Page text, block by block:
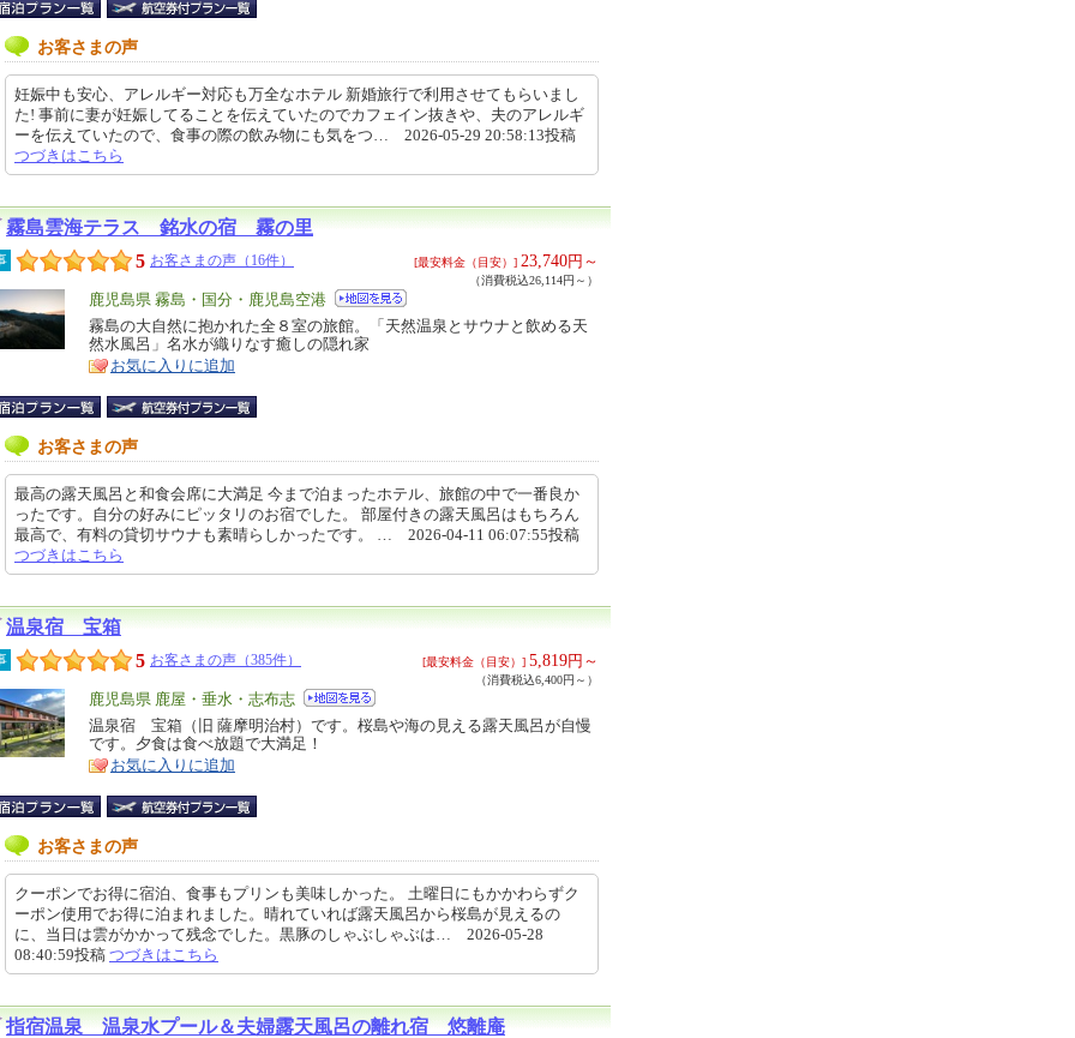
お客さまの声
妊娠中も安心、アレルギー対応も万全なホテル 新婚旅行で利用させてもらいまし
た! 事前に妻が妊娠してることを伝えていたのでカフェイン抜きや、夫のアレルギ
ーを伝えていたので、食事の際の飲み物にも気をつ… 2026-05-29 20:58:13投稿
つづきはこちら
霧島雲海テラス 銘水の宿 霧の里
5 お客さまの声（16件） [最安料金（目安）] 23,740円～
（消費税込26,114円～）
エ
リ
ア
鹿児島県 霧島・国分・鹿児島空港
特
徴
霧島の大自然に抱かれた全８室の旅館。「天然温泉とサウナと飲める天
然水風呂」名水が織りなす癒しの隠れ家
お気に入りに追加
お客さまの声
最高の露天風呂と和食会席に大満足 今まで泊まったホテル、旅館の中で一番良か
ったです。自分の好みにピッタリのお宿でした。 部屋付きの露天風呂はもちろん
最高で、有料の貸切サウナも素晴らしかったです。 … 2026-04-11 06:07:55投稿
つづきはこちら
温泉宿 宝箱
5 お客さまの声（385件） [最安料金（目安）] 5,819円～
（消費税込6,400円～）
エ
リ
ア
鹿児島県 鹿屋・垂水・志布志
特
徴
温泉宿 宝箱（旧 薩摩明治村）です。桜島や海の見える露天風呂が自慢
です。夕食は食べ放題で大満足！
お気に入りに追加
お客さまの声
クーポンでお得に宿泊、食事もプリンも美味しかった。 土曜日にもかかわらずク
ーポン使用でお得に泊まれました。晴れていれば露天風呂から桜島が見えるの
に、当日は雲がかかって残念でした。黒豚のしゃぶしゃぶは… 2026-05-28
08:40:59投稿 つづきはこちら
指宿温泉 温泉水プール＆夫婦露天風呂の離れ宿 悠離庵